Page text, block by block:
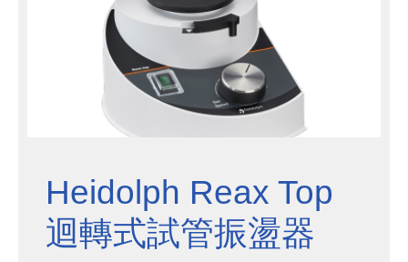
Heidolph Reax Top
迴轉式試管振盪器